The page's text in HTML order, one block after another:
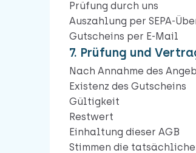
Prüfung durch uns
Auszahlung per SEPA-
Gutscheins per E-Mail
7. Prüfung und
Nach Annahme des
Existenz des Gutscheins
Gültigkeit
Restwert
Einhaltung dieser AGB
Stimmen die